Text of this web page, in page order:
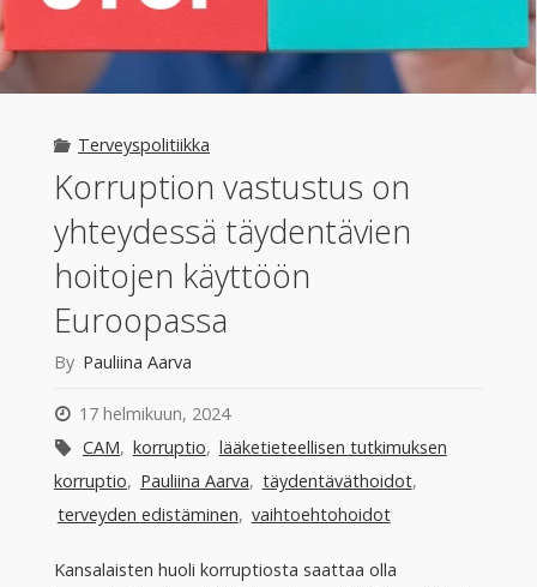
Terveyspolitiikka
Korruption vastustus on
yhteydessä täydentävien
hoitojen käyttöön
Euroopassa
By Pauliina Aarva
17 helmikuun, 2024
CAM, korruptio, lääketieteellisen tutkimuksen
korruptio, Pauliina Aarva, täydentäväthoidot,
terveyden edistäminen, vaihtoehtohoidot
Kansalaisten huoli korruptiosta saattaa olla